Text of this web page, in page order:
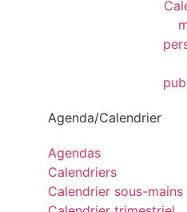
Agenda/Calendrier
Agendas
Calendriers
Calendrier sous-mains